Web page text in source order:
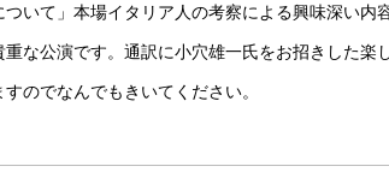
ついて」本場イタリア人の考察による興味深い内
重な公演です。通訳に小穴雄一氏をお招きした楽
のでなんでもきいてください。